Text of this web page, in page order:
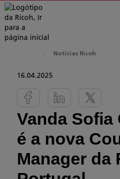
Notícias Ricoh
16.04.2025
Vanda Sofia
é a nova
Manager da